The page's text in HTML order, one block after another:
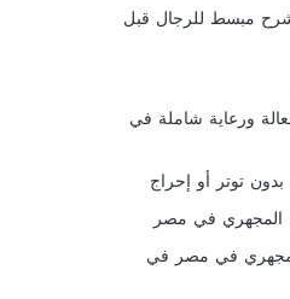
مبسط للرجال قبل
ورعاية شاملة في
توتر أو إحراج
المجهري في مصر
في مصر في